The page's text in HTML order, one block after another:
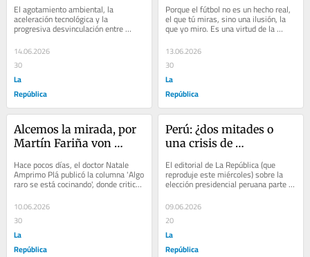
colectiva “Maneras de
estar vivo”, por Czar
El agotamiento ambiental, la
aceleración tecnológica y la
progresiva desvinculación entre
humanos y su ecosistema gatillan
una exposición cuyo...
14.06.2026
30
La
República
por Diego Alonso
Sánchez
Porque el fútbol no es un hecho real,
el que tú miras, sino una ilusión, la
que yo miro. Es una virtud de la
mirada. Constantino Carvallo,
educador...
13.06.2026
30
La
República
Alcemos la mirada, por
Martín Fariña von
Hace pocos días, el doctor Natale
Amprimo Plá publicó la columna 'Algo
raro se está cocinando', donde critica
10.06.2026
30
La
República
Perú: ¿dos mitades o
una crisis de
Luis Favre
El editorial de La República (que
reproduje este miércoles) sobre la
elección presidencial peruana parte
de una constatación aparentemente...
09.06.2026
20
La
República